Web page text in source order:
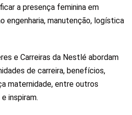
a presença feminina em
engenharia, manutenção, logística
e Carreiras da Nestlé abordam
de carreira, benefícios,
maternidade, entre outros
inspiram.